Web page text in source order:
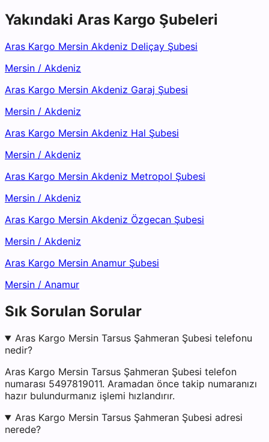
Yakındaki Aras Kargo Şubeleri
Aras Kargo Mersin Akdeniz Deliçay Şubesi
Mersin / Akdeniz
Aras Kargo Mersin Akdeniz Garaj Şubesi
Mersin / Akdeniz
Aras Kargo Mersin Akdeniz Hal Şubesi
Mersin / Akdeniz
Aras Kargo Mersin Akdeniz Metropol Şubesi
Mersin / Akdeniz
Aras Kargo Mersin Akdeniz Özgecan Şubesi
Mersin / Akdeniz
Aras Kargo Mersin Anamur Şubesi
Mersin / Anamur
Sık Sorulan Sorular
Aras Kargo Mersin Tarsus Şahmeran Şubesi telefonu
nedir?
Aras Kargo Mersin Tarsus Şahmeran Şubesi telefon
numarası 5497819011. Aramadan önce takip numaranızı
hazır bulundurmanız işlemi hızlandırır.
Aras Kargo Mersin Tarsus Şahmeran Şubesi adresi
nerede?